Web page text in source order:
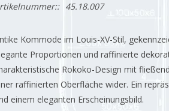
45.18.007
Kommode im Louis-XV-Stil,
Proportionen und raffinierte
Rokoko-Design mit
raffinierten Oberfläche wider. Ein
einem eleganten Erscheinungsbild.